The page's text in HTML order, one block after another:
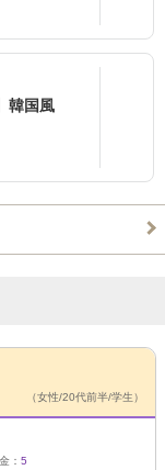
韓国風
（女性/20代前半/学生）
： 5